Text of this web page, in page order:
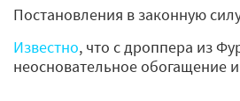
Постановления в законную
Известно, что с дроппера из
неосновательное обогащение